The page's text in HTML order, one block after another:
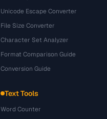
Unicode Escape Converter
File Size Converter
Character Set Analyzer
Format Comparison Guide
Conversion Guide
Text Tools
Word Counter